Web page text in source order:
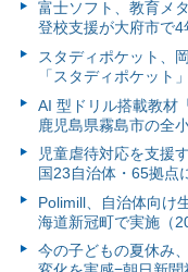
富⼠ソフト、教育メ
登校支援が大府市で4
スタディポケット、
「スタディポケット
AI 型ドリル搭載教材
鹿児島県霧島市の全
児童虐待対応を支援
国23自治体・65拠点
Polimill、自治体向け
海道新冠町で実施（
今の子どもの夏休み